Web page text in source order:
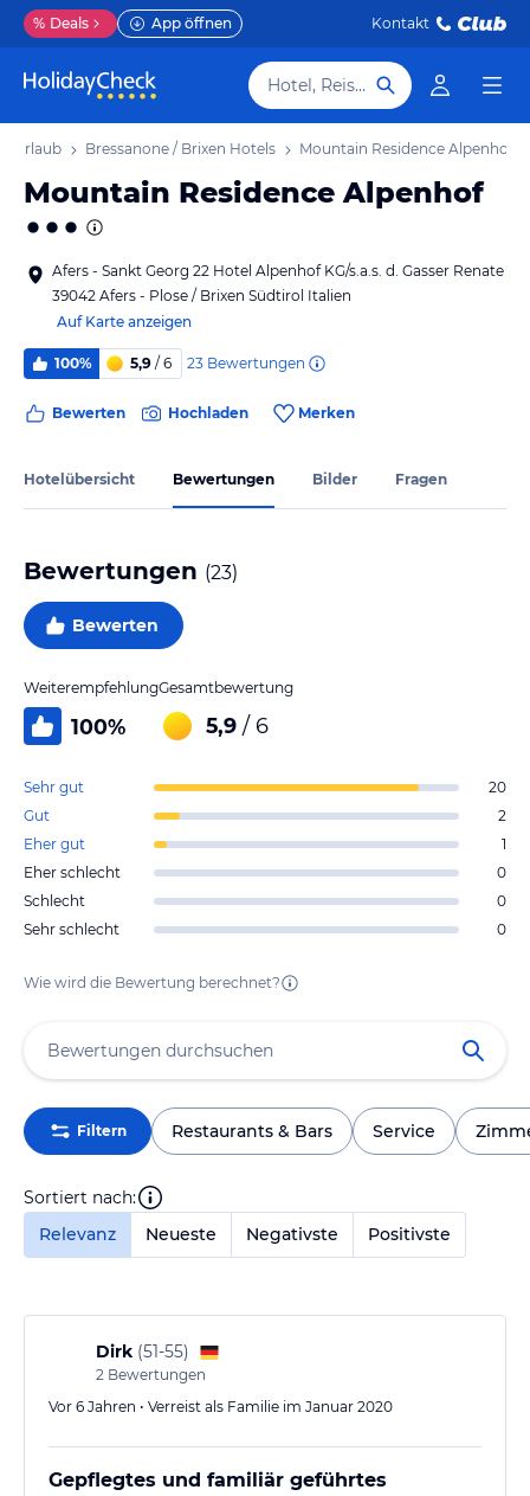
% Deals App öffnen Kontakt
Hotel, Reiseziel
Urlaub Bressanone / Brixen Hotels Mountain Residence Alpenhof
Mountain Residence Alpenhof
Afers - Sankt Georg 22 Hotel Alpenhof KG/s.a.s. d. Gasser Renate
39042 Afers - Plose / Brixen Südtirol Italien
Auf Karte anzeigen
100% 5,9 / 6 23 Bewertungen
Bewerten Hochladen Merken
Hotelübersicht Bewertungen Bilder Fragen
Bewertungen (23)
Bewerten
Weiterempfehlung
100%
Gesamtbewertung
5,9 / 6
Sehr gut
20
Gut
2
Eher gut
1
Eher schlecht
0
Schlecht
0
Sehr schlecht
0
Wie wird die Bewertung berechnet?
Filtern Restaurants & Bars Service
Sortiert nach:
Relevanz
Neueste Negativste Positivste
Dirk (51-55)
2 Bewertungen
Vor 6 Jahren • Verreist als Familie im Januar 2020
Gepflegtes und familiär geführtes